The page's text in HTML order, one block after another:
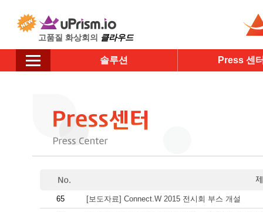
고품질 화상회의 클라우드
솔루션 Press 센
65 [보도자료] Connect.W 2015 전시회 부스 개설